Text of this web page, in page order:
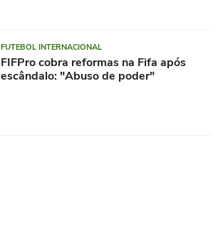
FUTEBOL INTERNACIONAL
FIFPro cobra reformas na Fifa após
escândalo: "Abuso de poder"